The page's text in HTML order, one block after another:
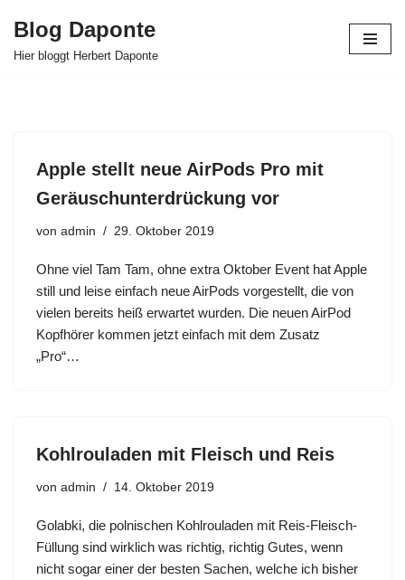
Zum
Blog Daponte
Hier bloggt Herbert Daponte
Apple stellt neue AirPods Pro mit
Geräuschunterdrückung vor
von admin 29. Oktober 2019
Ohne viel Tam Tam, ohne extra Oktober Event hat Apple
still und leise einfach neue AirPods vorgestellt, die von
vielen bereits heiß erwartet wurden. Die neuen AirPod
Kopfhörer kommen jetzt einfach mit dem Zusatz
„Pro“…
Kohlrouladen mit Fleisch und Reis
von admin 14. Oktober 2019
Golabki, die polnischen Kohlrouladen mit Reis-Fleisch-
Füllung sind wirklich was richtig, richtig Gutes, wenn
nicht sogar einer der besten Sachen, welche ich bisher